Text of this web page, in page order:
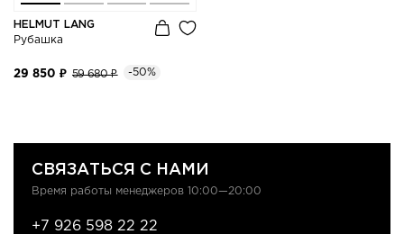
HELMUT LANG
Рубашка
29 850 ₽ 59 680 ₽ -50%
СВЯЗАТЬСЯ С НАМИ
Время работы менеджеров 10:00—20:00
+7 926 598 22 22